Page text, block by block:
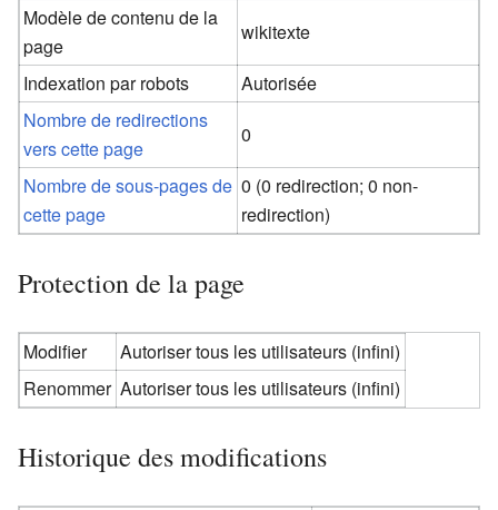
Modèle de contenu de la
page
wikitexte
Indexation par robots
Autorisée
Nombre de redirections
vers cette page
0
Nombre de sous-pages de
cette page
0 (0 redirection; 0 non-
redirection)
Protection de la page
Modifier
Autoriser tous les utilisateurs (infini)
Renommer Autoriser tous les utilisateurs (infini)
Historique des modifications